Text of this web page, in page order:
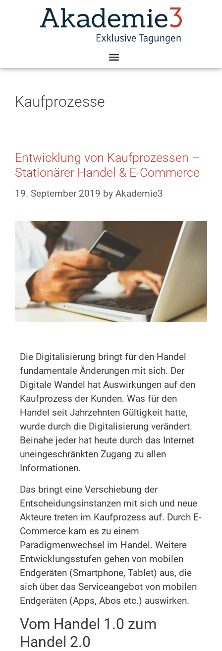
Kaufprozesse
Entwicklung von Kaufprozessen –
Stationärer Handel & E-Commerce
19. September 2019 by Akademie3
Die Digitalisierung bringt für den Handel
fundamentale Änderungen mit sich. Der
Digitale Wandel hat Auswirkungen auf den
Kaufprozess der Kunden. Was für den
Handel seit Jahrzehnten Gültigkeit hatte,
wurde durch die Digitalisierung verändert.
Beinahe jeder hat heute durch das Internet
uneingeschränkten Zugang zu allen
Informationen.
Das bringt eine Verschiebung der
Entscheidungsinstanzen mit sich und neue
Akteure treten im Kaufprozess auf. Durch E-
Commerce kam es zu einem
Paradigmenwechsel im Handel. Weitere
Entwicklungsstufen gehen von mobilen
Endgeräten (Smartphone, Tablet) aus, die
sich über das Serviceangebot von mobilen
Endgeräten (Apps, Abos etc.) auswirken.
Vom Handel 1.0 zum
Handel 2.0